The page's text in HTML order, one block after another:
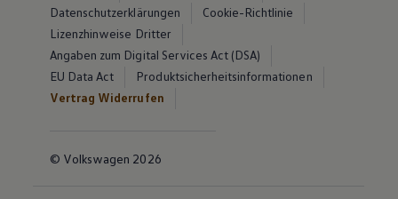
Datenschutzerklärungen
Cookie-Richtlinie
Lizenzhinweise Dritter
Angaben zum Digital Services Act (DSA)
EU Data Act
Produktsicherheitsinformationen
Vertrag Widerrufen
© Volkswagen 2026